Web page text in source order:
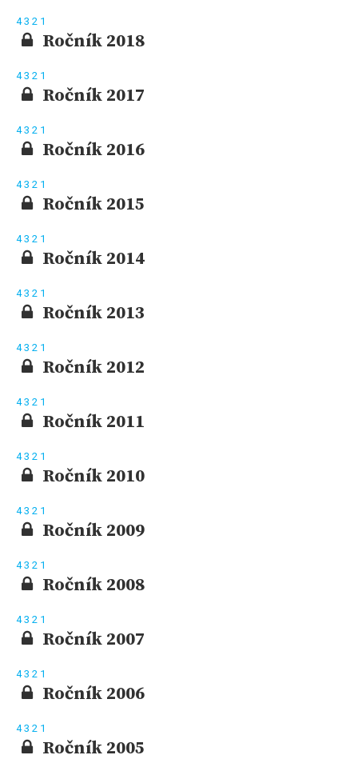
43 2 1
Ročník 2018
43 2 1
Ročník 2017
43 2 1
Ročník 2016
43 2 1
Ročník 2015
43 2 1
Ročník 2014
43 2 1
Ročník 2013
43 2 1
Ročník 2012
43 2 1
Ročník 2011
43 2 1
Ročník 2010
43 2 1
Ročník 2009
43 2 1
Ročník 2008
43 2 1
Ročník 2007
43 2 1
Ročník 2006
43 2 1
Ročník 2005